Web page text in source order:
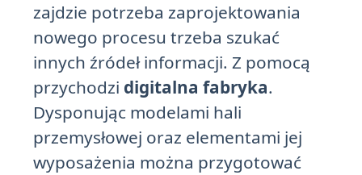
zajdzie potrzeba zaprojektowania
nowego procesu trzeba szukać
innych źródeł informacji. Z pomocą
przychodzi digitalna fabryka.
Dysponując modelami hali
przemysłowej oraz elementami jej
wyposażenia można przygotować